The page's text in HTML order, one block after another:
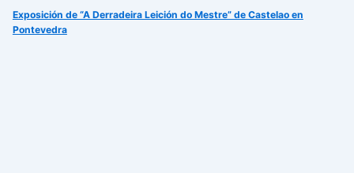
Exposición de “A Derradeira Leición do Mestre” de Castelao en
Pontevedra